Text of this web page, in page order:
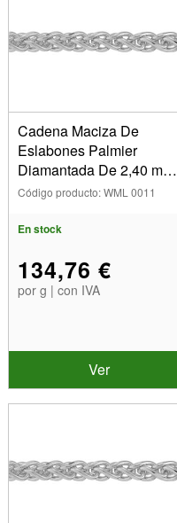
Cadena Maciza De
Eslabones Palmier
Diamantada De 2,40 mm,
Oro Blanco De 18
20039
Código producto: WML 0011
En stock
134,76 €
por g | con IVA
Ver